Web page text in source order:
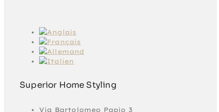
Superior Home Styling
Via Bartolomeo Papio 3
IMMOBILIEN